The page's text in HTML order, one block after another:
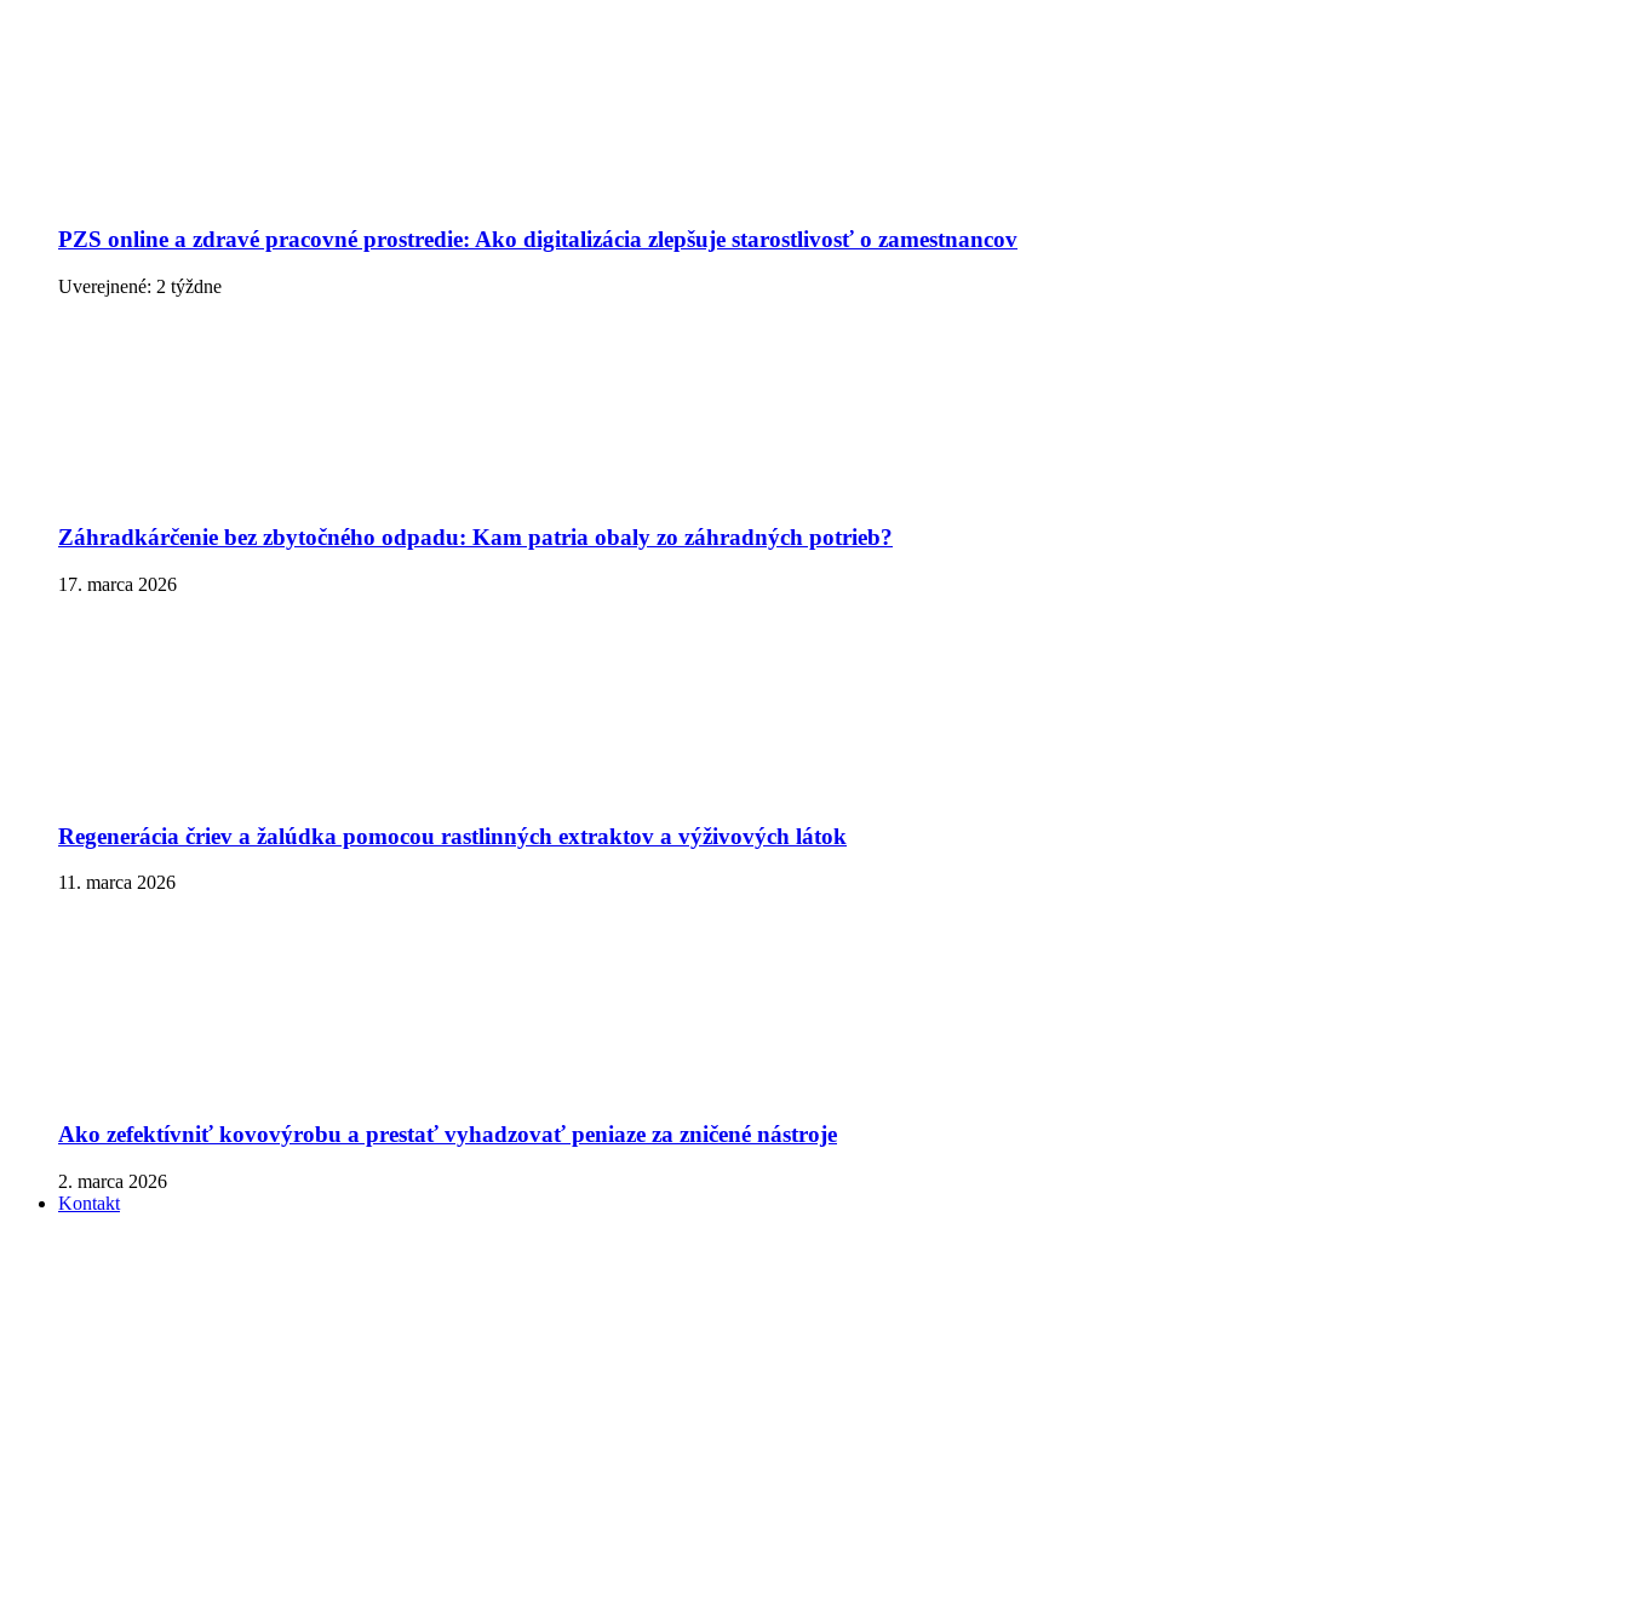
PZS online a zdravé pracovné prostredie: Ako digitalizácia zlepšuje starostlivosť o zamestnancov
Uverejnené: 2 týždne
Záhradkárčenie bez zbytočného odpadu: Kam patria obaly zo záhradných potrieb?
17. marca 2026
Regenerácia čriev a žalúdka pomocou rastlinných extraktov a výživových látok
11. marca 2026
Ako zefektívniť kovovýrobu a prestať vyhadzovať peniaze za zničené nástroje
2. marca 2026
Kontakt